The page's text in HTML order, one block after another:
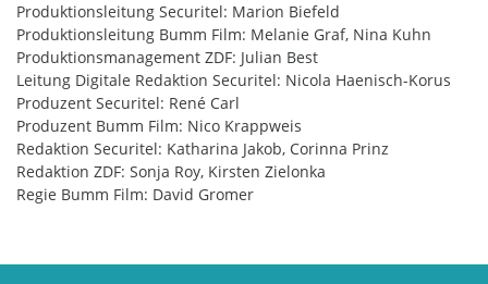
Produktionsleitung Securitel: Marion Biefeld
Produktionsleitung Bumm Film: Melanie Graf, Nina Kuhn
Produktionsmanagement ZDF: Julian Best
Leitung Digitale Redaktion Securitel: Nicola Haenisch-Korus
Produzent Securitel: René Carl
Produzent Bumm Film: Nico Krappweis
Redaktion Securitel: Katharina Jakob, Corinna Prinz
Redaktion ZDF: Sonja Roy, Kirsten Zielonka
Regie Bumm Film: David Gromer